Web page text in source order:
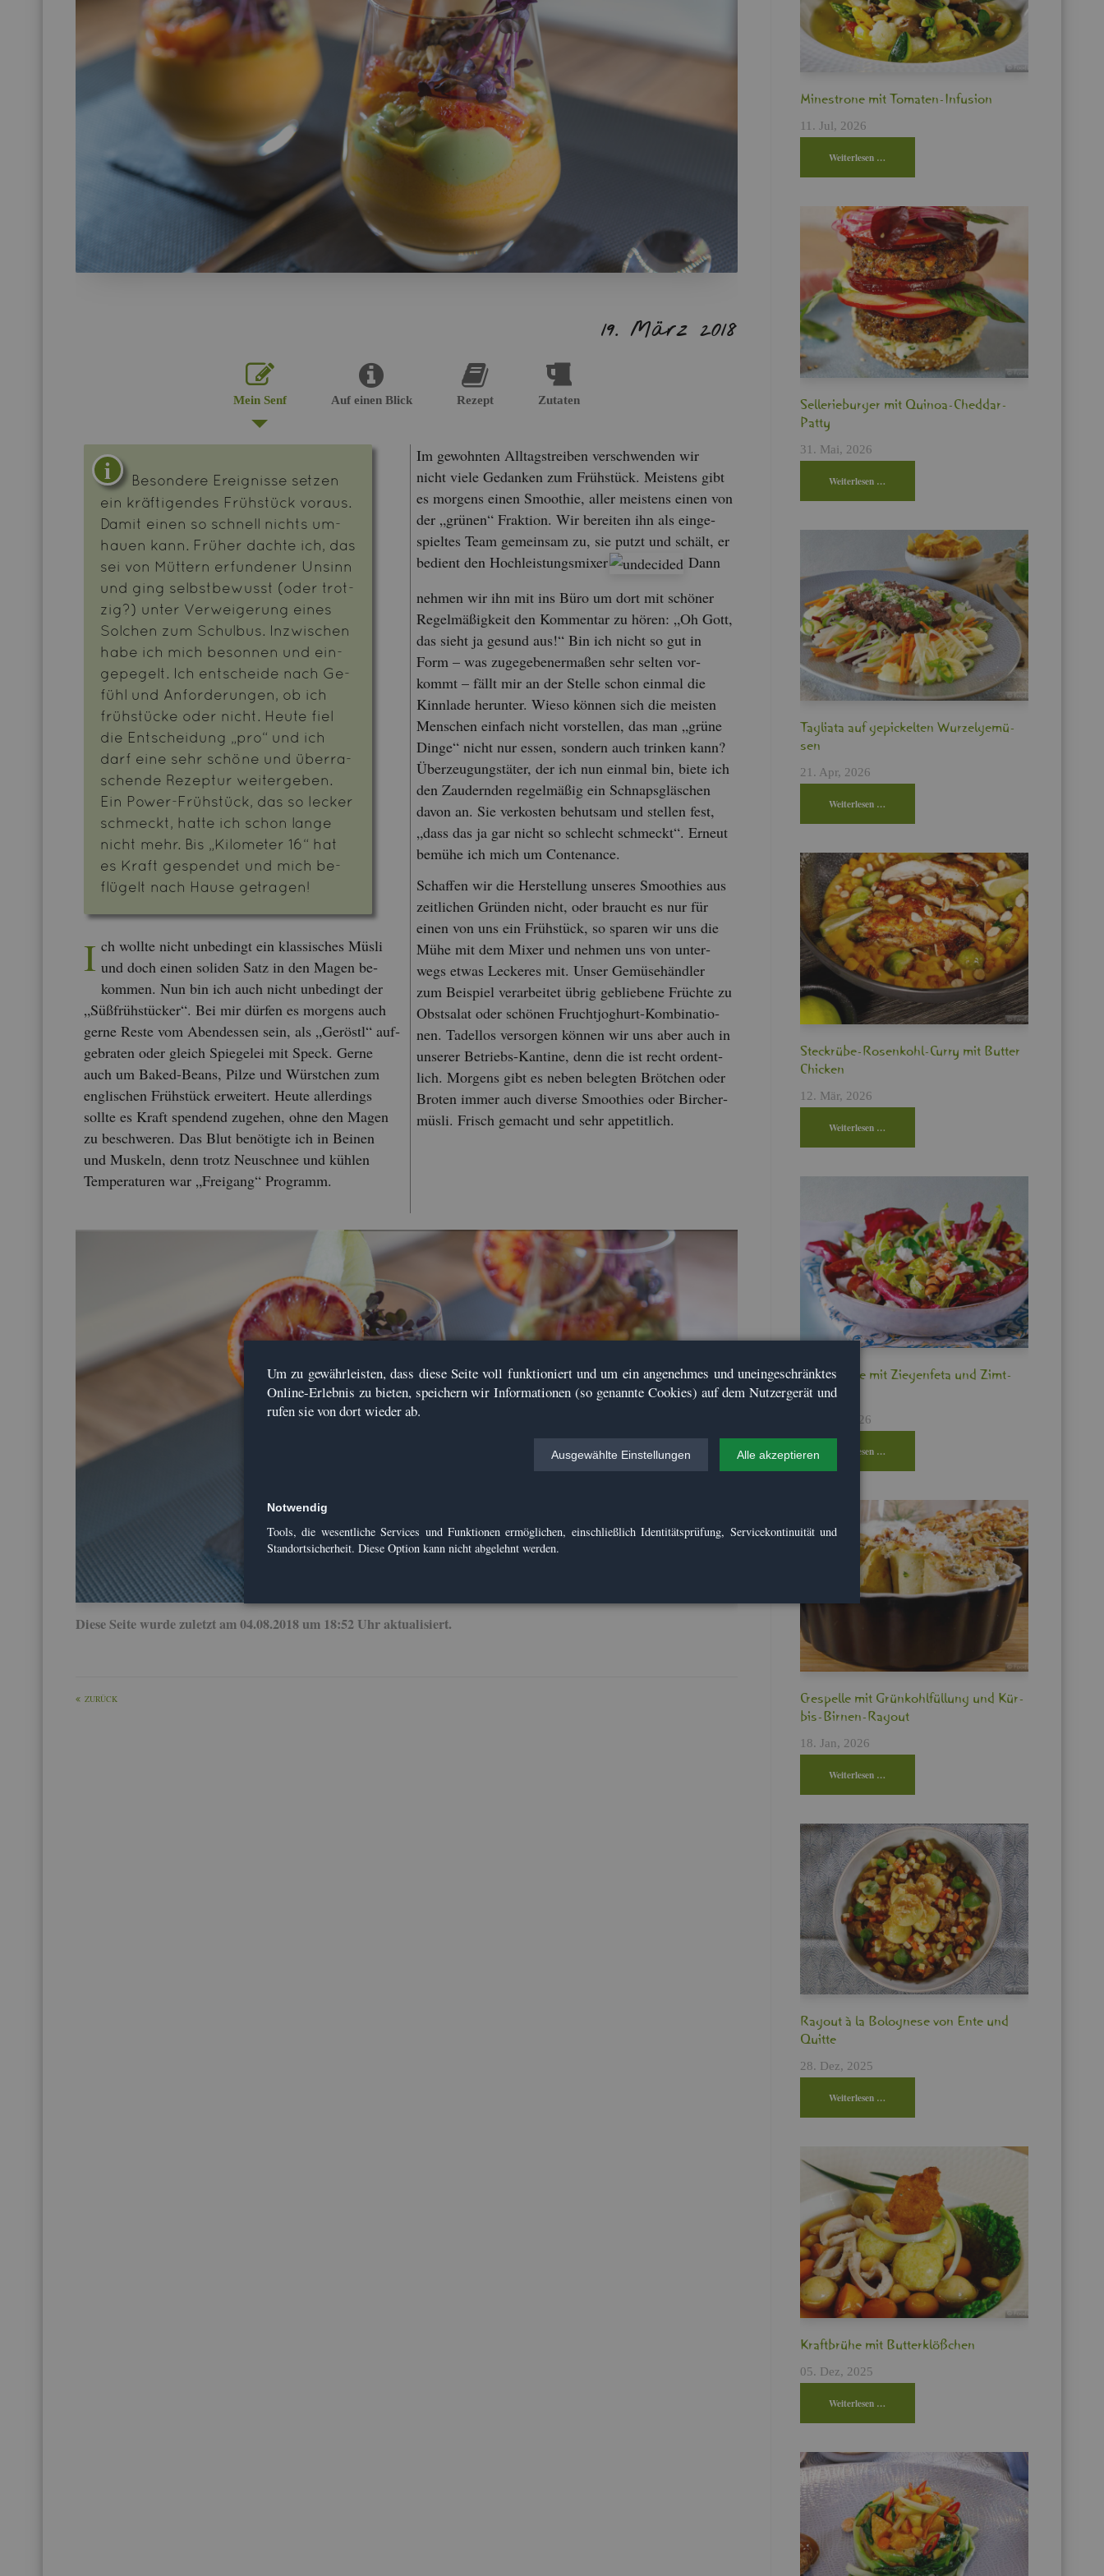
19. März 2018
Mein Senf Auf einen Blick Re­zept Zu­ta­ten
Be­son­de­re Er­eig­nis­se set­zen
ein kräf­ti­gen­des Früh­stück vor­aus.
Damit einen so schnell nichts um­
hau­en kann. Frü­her dach­te ich, das
sei von Müt­tern er­fun­de­ner Un­sinn
und ging selbst­be­wusst (oder trot­
zig?) unter Ver­wei­ge­rung eines
Sol­chen zum Schul­bus. In­zwi­schen
habe ich mich be­son­nen und ein­
ge­pe­gelt. Ich ent­schei­de nach Ge­
fühl und An­for­de­run­gen, ob ich
früh­stü­cke oder nicht. Heute fiel
die Ent­schei­dung „pro“ und ich
darf eine sehr schö­ne und über­ra­
schen­de Re­zep­tur wei­ter­ge­ben.
Ein Power-Früh­stück, das so le­cker
schmeckt, hatte ich schon lange
nicht mehr. Bis „Ki­lo­me­ter 16“ hat
es Kraft ge­spen­det und mich be­
flü­gelt nach Hause ge­tra­gen!
I ch woll­te nicht un­be­dingt ein klas­si­sches Müsli
und doch einen so­li­den Satz in den Magen be­
kom­men. Nun bin ich auch nicht un­be­dingt der
„Süßfrüh­stü­cker“. Bei mir dür­fen es mor­gens auch
gerne Reste vom Abend­essen sein, als „Ge­röstl“ auf­
ge­bra­ten oder gleich Spie­gelei mit Speck. Gerne
auch um Baked-Beans, Pilze und Würst­chen zum
eng­li­schen Früh­stück er­wei­tert. Heute al­ler­dings
soll­te es Kraft spen­dend zu­ge­hen, ohne den Magen
zu be­schwe­ren. Das Blut be­nö­tig­te ich in Bei­nen
und Mus­keln, denn trotz Neu­schnee und küh­len
Tem­pe­ra­tu­ren war „Frei­gang“ Pro­gramm.
Im ge­wohn­ten All­tags­trei­ben ver­schwen­den wir
nicht viele Ge­dan­ken zum Früh­stück. Meis­tens gibt
es mor­gens einen Smoo­thie, aller meis­tens einen von
der „grü­nen“ Frak­ti­on. Wir be­rei­ten ihn als ein­ge­
spiel­tes Team ge­mein­sam zu, sie putzt und schält, er
be­dient den Hoch­leis­tungs­mi­xer
Dann
neh­men wir ihn mit ins Büro um dort mit schö­ner
Re­gel­mä­ßig­keit den Kom­men­tar zu hören: „Oh Gott,
das sieht ja ge­sund aus!“ Bin ich nicht so gut in
Form – was zu­ge­ge­be­ner­ma­ßen sehr sel­ten vor­
kommt – fällt mir an der Stel­le schon ein­mal die
Kinn­la­de her­un­ter. Wieso kön­nen sich die meis­ten
Men­schen ein­fach nicht vor­stel­len, das man „grüne
Dinge“ nicht nur essen, son­dern auch trin­ken kann?
Über­zeu­gungs­tä­ter, der ich nun ein­mal bin, biete ich
den Zau­dern­den re­gel­mä­ßig ein Schnaps­gläs­chen
davon an. Sie ver­kos­ten be­hut­sam und stel­len fest,
„dass das ja gar nicht so schlecht schmeckt“. Er­neut
be­mü­he ich mich um Con­ten­an­ce.
Schaf­fen wir die Her­stel­lung un­se­res Smoo­thies aus
zeit­li­chen Grün­den nicht, oder braucht es nur für
einen von uns ein Früh­stück, so spa­ren wir uns die
Mühe mit dem Mixer und neh­men uns von un­ter­
wegs etwas Le­cke­res mit. Unser Ge­mü­se­händ­ler
zum Bei­spiel ver­ar­bei­tet übrig ge­blie­be­ne Früch­te zu
Obst­sa­lat oder schö­nen Frucht­jo­ghurt-Kom­bi­na­tio­
nen. Ta­del­los ver­sor­gen kön­nen wir uns aber auch in
un­se­rer Be­triebs-Kan­ti­ne, denn die ist recht or­dent­
lich. Mor­gens gibt es neben be­leg­ten Bröt­chen oder
Bro­ten immer auch di­ver­se Smoo­thies oder Bir­cher­
müs­li. Frisch ge­macht und sehr ap­pe­tit­lich.
Diese Seite wurde zu­letzt am 04.08.2018 um 18:52 Uhr ak­tua­li­siert.
ZU­RÜCK
Min­es­tro­ne mit To­ma­ten-In­fu­si­on
11. Jul, 2026
Wei­ter­le­sen …
Sel­le­rie­bur­ger mit Qui­noa-Ched­dar-
Patty
31. Mai, 2026
Wei­ter­le­sen …
Ta­glia­ta auf ge­pi­ckel­ten Wur­zel­ge­mü­
sen
21. Apr, 2026
Wei­ter­le­sen …
Steck­rü­be-Ro­sen­kohl-Curry mit But­ter
Chi­cken
12. Mär, 2026
Wei­ter­le­sen …
Bit­ter­sa­la­te mit Zie­gen­fe­ta und Zimt­
pflau­men
17. Feb, 2026
Wei­ter­le­sen …
Cres­pel­le mit Grün­kohl­fül­lung und Kür­
bis-Bir­nen-Ra­gout
18. Jan, 2026
Wei­ter­le­sen …
Ra­gout à la Bo­lo­gne­se von Ente und
Quit­te
28. Dez, 2025
Wei­ter­le­sen …
Kraft­brü­he mit But­ter­klö­ßchen
05. Dez, 2025
Wei­ter­le­sen …
Um zu ge­währ­leis­ten, dass diese Seite voll funk­tio­niert und um ein an­ge­neh­mes und un­ein­ge­schränk­tes
On­line-Er­leb­nis zu bie­ten, spei­chern wir In­for­ma­tio­nen (so ge­nann­te Coo­kies) auf dem Nut­zer­ge­rät und
rufen sie von dort wie­der ab.
Aus­ge­wähl­te Ein­stel­lun­gen Alle ak­zep­tie­ren
Not­wen­dig
Tools, die we­sent­li­che Ser­vices und Funk­tio­nen er­mög­li­chen, ein­schlie­ß­lich Iden­ti­täts­prü­fung, Ser­vice­kon­ti­nui­tät und
Stand­ort­si­cher­heit. Diese Op­ti­on kann nicht ab­ge­lehnt wer­den.